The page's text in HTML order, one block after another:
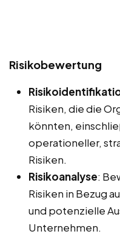
Risikobewertung
Risiken, die die
könnten,
operationeller,
Risiken.
Risikoanalyse:
Risiken in Bezug
und potenzielle
Unternehmen.